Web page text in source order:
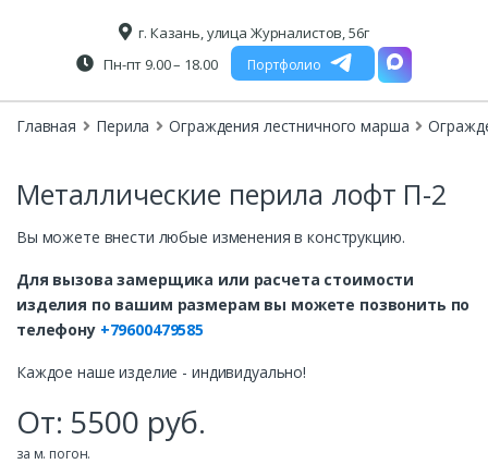
г. Казань, улица Журналистов, 56г
Пн-пт 9.00 – 18.00
Портфолио
Главная Перила Ограждения лестничного марша
Металлические перила лофт П-2
Вы можете внести любые изменения в конструкцию.
Для вызова замерщика или расчета стоимости
изделия по вашим размерам вы можете позвонить по
телефону +79600479585
Каждое наше изделие - индивидуально!
От: 5500 руб.
за м. погон.